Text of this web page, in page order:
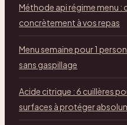
Méthode api régime menu :
concrètement à vos repas
Menu semaine pour 1
sans gaspillage
Acide citrique : 6 cuillères
surfaces à protéger